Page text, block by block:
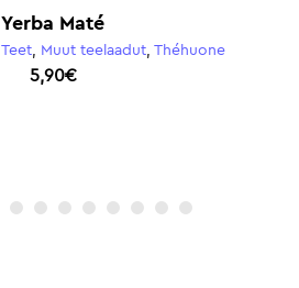
Yerba Maté
Teet, Muut teelaadut, Théhuone
5,90€